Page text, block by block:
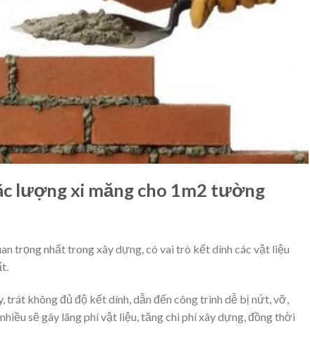
lượng xi măng cho 1m2 tường
trọng nhất trong xây dựng, có vai trò kết dính các vật liệu
trát không đủ độ kết dính, dẫn đến công trình dễ bị nứt, vỡ,
sẽ gây lãng phí vật liệu, tăng chi phí xây dựng, đồng thời